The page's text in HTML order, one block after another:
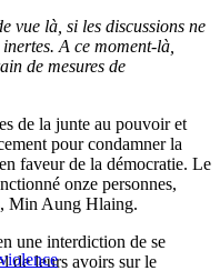
vue là, si les discussions ne
A ce moment-là,
de mesures de
de la junte au pouvoir et
pour condamner la
faveur de la démocratie. Le
onze personnes,
Min Aung Hlaing.
une interdiction de se
de leurs avoirs sur le